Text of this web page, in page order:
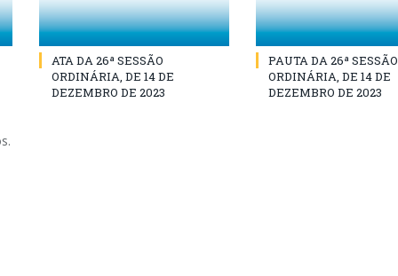
ATA DA 26ª SESSÃO
ORDINÁRIA, DE 14 DE
DEZEMBRO DE 2023
PAUTA DA 26ª SESSÃO
ORDINÁRIA, DE 14 DE
DEZEMBRO DE 2023